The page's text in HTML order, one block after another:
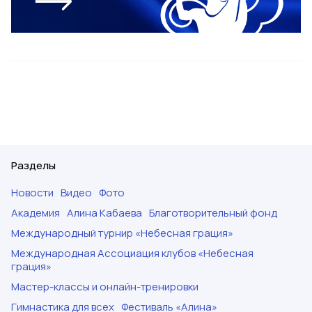
Разделы
Новости Видео Фото
Академия Алина Кабаева Благотворительный фонд
Международный турнир «Небесная грация»
Международная Ассоциация клубов «Небесная
грация»
Мастер-классы и онлайн-тренировки
Гимнастика для всех Фестиваль «Алина»